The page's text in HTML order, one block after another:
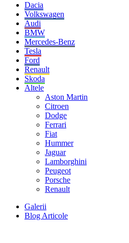
Dacia
Volkswagen
Audi
BMW
Mercedes-Benz
Tesla
Ford
Renault
Skoda
Altele
Aston Martin
Citroen
Dodge
Ferrari
Fiat
Hummer
Jaguar
Lamborghini
Peugeot
Porsche
Renault
Galerii
Blog Articole